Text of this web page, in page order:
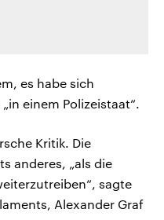
es habe sich
einem Polizeistaat“.
Kritik. Die
anderes, „als die
sagte
Alexander Graf